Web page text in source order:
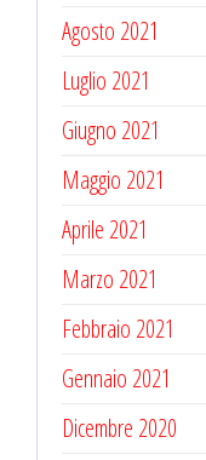
Agosto 2021
Luglio 2021
Giugno 2021
Maggio 2021
Aprile 2021
Marzo 2021
Febbraio 2021
Gennaio 2021
Dicembre 2020